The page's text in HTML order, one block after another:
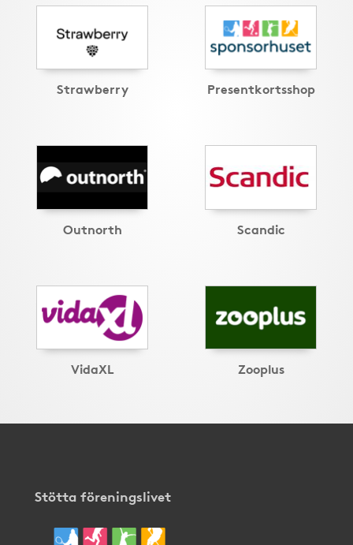
Strawberry Presentkortsshop
Outnorth Scandic
VidaXL Zooplus
Stötta föreningslivet